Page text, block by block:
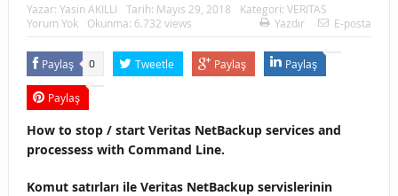
Yazar: Yasin AKILLI Tarih: Mayıs 29, 2018 Kategori: VERITAS
Yorum Yok
Okunma: 6.732 views Yazdır E-posta
Paylaş 0 Tweetle Paylaş Paylaş
Paylaş
How to stop / start Veritas NetBackup services and
processess with Command Line.
Komut satırları ile Veritas NetBackup servislerinin